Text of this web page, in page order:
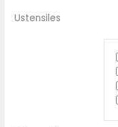
Ustensiles